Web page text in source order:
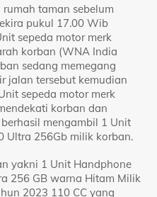
taman sebelum
pukul 17.00 Wib
sepeda motor merk
korban (WNA India
sedang memegang
jalan tersebut kemudian
sepeda motor merk
korban dan
mengambil 1 Unit
Ultra 256Gb milik korban.
yakni 1 Unit Handphone
256 GB warna Hitam Milik
2023 110 CC yang